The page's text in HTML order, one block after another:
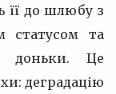
її до шлюбу з
статусом та
доньки. Це
деградацію